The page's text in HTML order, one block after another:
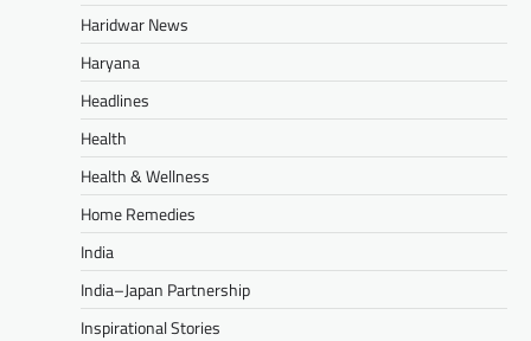
Haridwar News
Haryana
Headlines
Health
Health & Wellness
Home Remedies
India
India–Japan Partnership
Inspirational Stories